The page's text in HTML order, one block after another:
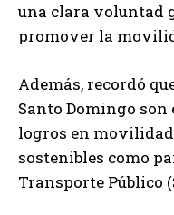
una clara voluntad
promover la
Además, recordó
Santo Domingo son
logros en
sostenibles como
Transporte Público